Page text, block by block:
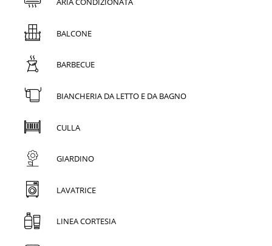
BALCONE
BARBECUE
BIANCHERIA DA LETTO E DA BAGNO
CULLA
GIARDINO
LAVATRICE
LINEA CORTESIA